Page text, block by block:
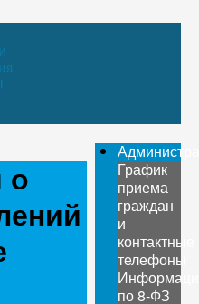
о
График
приема
граждан
и
контактные
телефоны
по 8-ФЗ